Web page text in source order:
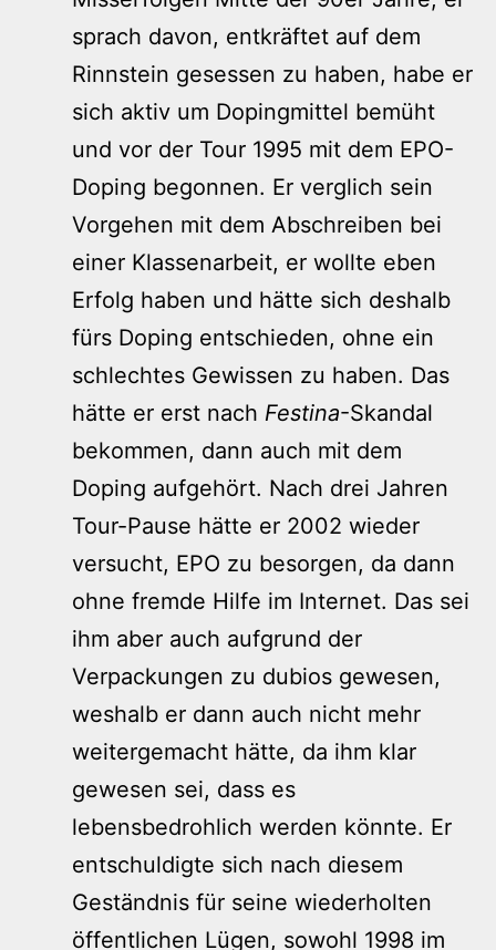
sprach davon, entkräftet auf dem
Rinnstein gesessen zu haben, habe er
sich aktiv um Dopingmittel bemüht
und vor der Tour 1995 mit dem EPO-
Doping begonnen. Er verglich sein
Vorgehen mit dem Abschreiben bei
einer Klassenarbeit, er wollte eben
Erfolg haben und hätte sich deshalb
fürs Doping entschieden, ohne ein
schlechtes Gewissen zu haben. Das
hätte er erst nach Festina-Skandal
bekommen, dann auch mit dem
Doping aufgehört. Nach drei Jahren
Tour-Pause hätte er 2002 wieder
versucht, EPO zu besorgen, da dann
ohne fremde Hilfe im Internet. Das sei
ihm aber auch aufgrund der
Verpackungen zu dubios gewesen,
weshalb er dann auch nicht mehr
weitergemacht hätte, da ihm klar
gewesen sei, dass es
lebensbedrohlich werden könnte. Er
entschuldigte sich nach diesem
Geständnis für seine wiederholten
öffentlichen Lügen, sowohl 1998 im